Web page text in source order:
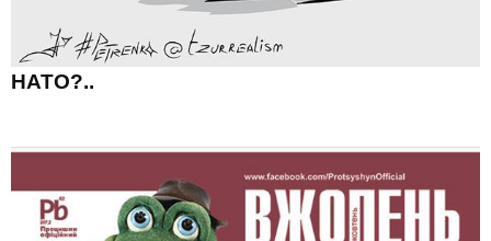
НАТО?..